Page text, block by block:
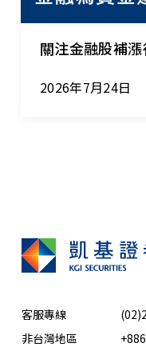
2026.07.24 ｜
關注金融股補漲
2026年7月24日
客服專線
非台灣地區